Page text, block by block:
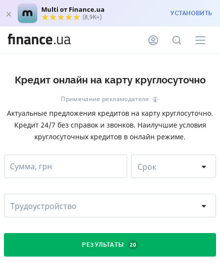
Multi от Finance.ua
(8,9K+) УСТАНОВИТЬ
Кредит онлайн на карту круглосуточно
Примечание рекламодателя
Актуальные предложения кредитов на карту круглосуточно.
Кредит 24/7 без справок и звонков. Наилучшие условия
круглосуточных кредитов в онлайн режиме.
Сумма, грн Срок
Трудоустройство
РЕЗУЛЬТАТЫ 20